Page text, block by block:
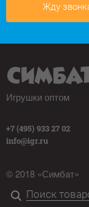
Жду
Игрушки оптом
+7 (495) 933 27 02
info@igr.ru
© 2018 «Симбат»